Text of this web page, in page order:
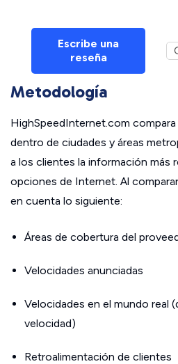
Escribe una
reseña
Metodología
HighSpeedInternet.com
dentro de ciudades y áreas
a los clientes la información más
opciones de Internet. Al
en cuenta lo siguiente:
Áreas de cobertura del
Velocidades anunciadas
Velocidades en el mundo real
velocidad)
Retroalimentación de clientes